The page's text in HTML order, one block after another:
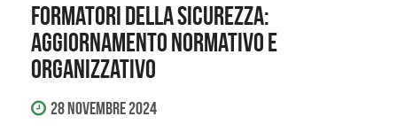
Formatori della sicurezza:
aggiornamento normativo e
organizzativo
28 Novembre 2024